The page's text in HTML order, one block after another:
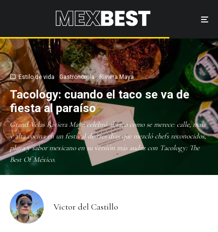
Estilo de vida Gastronomía Riviera Maya
Tacology: cuando el taco se va de
fiesta al paraíso
Grand Velas Riviera Maya celebró al taco como se merece: calle, maíz
y alta cocina en un festival de tres días que mezcló chefs reconocidos,
playa y sabor mexicano en su versión más audaz con Tacology: The
Best Of México.
Victor del Castillo